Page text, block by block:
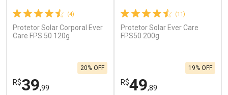
(4)
Protetor Solar Corporal Ever
Care FPS 50 120g
R$39,99
20% OFF
(11)
Protetor Solar Ever Care
FPS50 200g
R$49,89
19% OFF